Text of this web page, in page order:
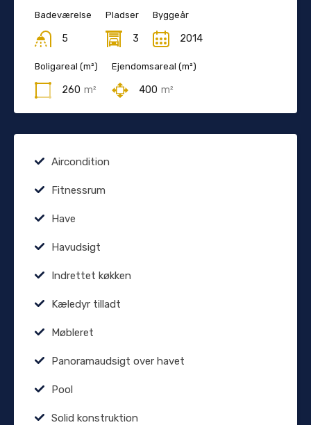
Badeværelse
5
Pladser
3
Byggeår
2014
Boligareal (m²)
260 m²
Ejendomsareal (m²)
400 m²
Aircondition
Fitnessrum
Have
Havudsigt
Indrettet køkken
Kæledyr tilladt
Møbleret
Panoramaudsigt over havet
Pool
Solid konstruktion